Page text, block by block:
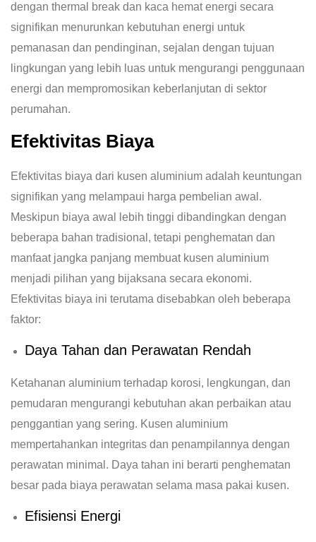
dengan thermal break dan kaca hemat energi secara
signifikan menurunkan kebutuhan energi untuk
pemanasan dan pendinginan, sejalan dengan tujuan
lingkungan yang lebih luas untuk mengurangi penggunaan
energi dan mempromosikan keberlanjutan di sektor
perumahan.
Efektivitas Biaya
Efektivitas biaya dari kusen aluminium adalah keuntungan
signifikan yang melampaui harga pembelian awal.
Meskipun biaya awal lebih tinggi dibandingkan dengan
beberapa bahan tradisional, tetapi penghematan dan
manfaat jangka panjang membuat kusen aluminium
menjadi pilihan yang bijaksana secara ekonomi.
Efektivitas biaya ini terutama disebabkan oleh beberapa
faktor:
Daya Tahan dan Perawatan Rendah
Ketahanan aluminium terhadap korosi, lengkungan, dan
pemudaran mengurangi kebutuhan akan perbaikan atau
penggantian yang sering. Kusen aluminium
mempertahankan integritas dan penampilannya dengan
perawatan minimal. Daya tahan ini berarti penghematan
besar pada biaya perawatan selama masa pakai kusen.
Efisiensi Energi